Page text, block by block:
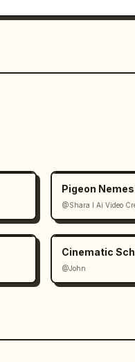
Pigeon
@Shara I Ai Video
Cinematic
@John